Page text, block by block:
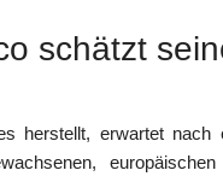
schätzt
herstellt, erwartet nach